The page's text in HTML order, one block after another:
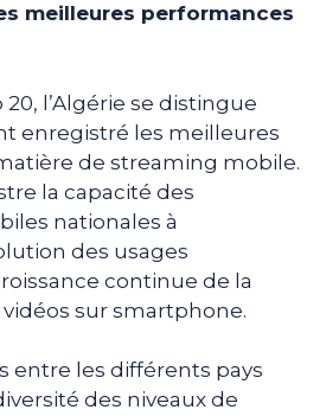
meilleures performances
l’Algérie se distingue
enregistré les meilleures
de streaming mobile.
la capacité des
nationales à
des usages
continue de la
sur smartphone.
entre les différents pays
des niveaux de